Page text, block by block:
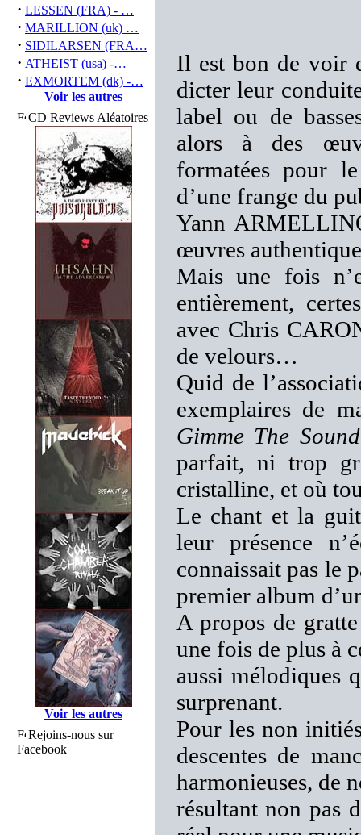
· LESSEN (FRA) - …
· MARILLION (uk) …
· SIDILARSEN (FRA…
· ATHEIST (usa) -…
· EXMORTEM (dk) -…
Voir les autres
CD Reviews Aléatoires
Voir les autres
Rejoins-nous sur
Facebook
Il est bon de voir
dicter leur
label ou de
alors à des
formatées pour
d’une frange du
Yann
œuvres
Mais une fois
entièrement,
avec Chris
de velours…
Quid de
exemplaires de
Gimme The Sound
parfait, ni trop
cristalline, et où
Le chant et la
leur présence
connaissait pas le
premier album
A propos de
une fois de plus à
aussi mélodiques
surprenant.
Pour les non
descentes de
harmonieuses, de
résultant non pas